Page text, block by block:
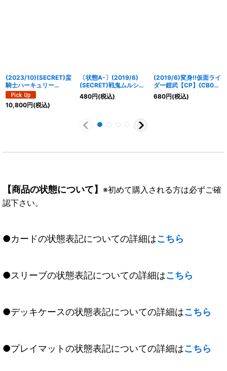
(2023/10)(SECRET)蛮
騎士ハーキュリー
XV【XV-SEC】{BS65-
XV03}《緑》
10,800円(税込)
〔状態A-〕(2019/6)
(SECRET)戦鬼ムルシエ
ラ(BSC34収録)【M-
SEC】{BS37-023}
480円(税込)
(2019/6)変身!!仮面ライ
ダー鎧武【CP】{CB09-
CP03}《多》
680円(税込)
【商品の状態について】 ※初めて購入される方は必ずご確
認下さい。
●カードの状態表記についての詳細はこちら
●スリーブの状態表記についての詳細はこちら
●デッキケースの状態表記についての詳細はこちら
●プレイマットの状態表記についての詳細はこちら